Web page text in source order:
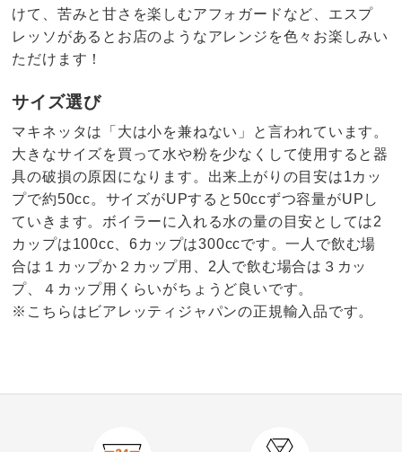
けて、苦みと甘さを楽しむアフォガードなど、エスプ
レッソがあるとお店のようなアレンジを色々お楽しみい
ただけます！
サイズ選び
マキネッタは「大は小を兼ねない」と言われています。
大きなサイズを買って水や粉を少なくして使用すると器
具の破損の原因になります。出来上がりの目安は1カッ
プで約50cc。サイズがUPすると50ccずつ容量がUPし
ていきます。ボイラーに入れる水の量の目安としては2
カップは100cc、6カップは300ccです。一人で飲む場
合は１カップか２カップ用、2人で飲む場合は３カッ
プ、４カップ用くらいがちょうど良いです。
※こちらはビアレッティジャパンの正規輸入品です。